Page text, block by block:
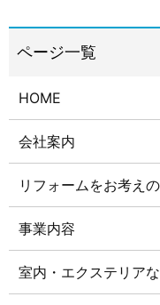
HOME
会社案内
リフォームをお考え
事業内容
室内・エクステリア